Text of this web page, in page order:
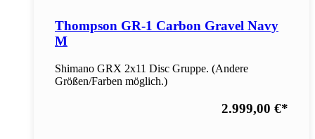
Thompson GR-1 Carbon Gravel Navy
M
Shimano GRX 2x11 Disc Gruppe. (Andere
Größen/Farben möglich.)
2.999,00 €*